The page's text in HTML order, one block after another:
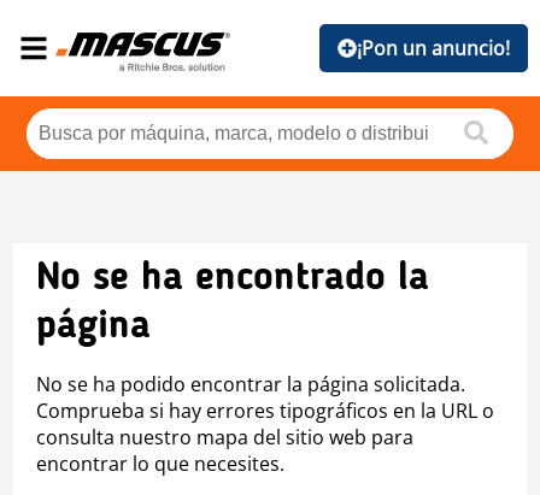
¡Pon un anuncio!
No se ha encontrado la
página
No se ha podido encontrar la página solicitada.
Comprueba si hay errores tipográficos en la URL o
consulta nuestro mapa del sitio web para
encontrar lo que necesites.